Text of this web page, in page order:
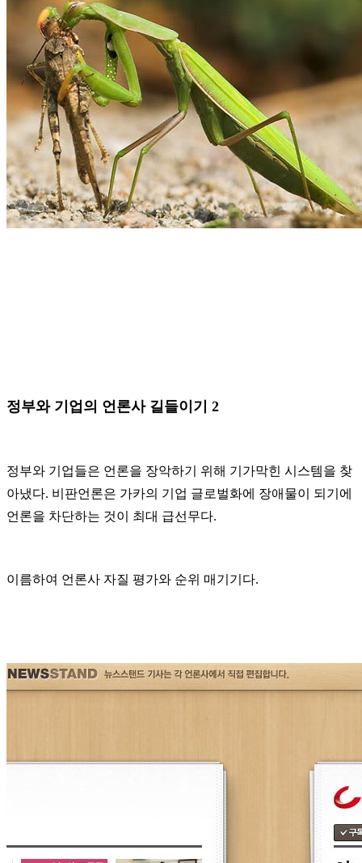
정부와 기업의 언론사 길들이기 2
정부와 기업들은 언론을 장악하기 위해 기가막힌 시스템을 찾
아냈다. 비판언론은 가카의 기업 글로벌화에 장애물이 되기에
언론을 차단하는 것이 최대 급선무다.
이름하여 언론사 자질 평가와 순위 매기기다.